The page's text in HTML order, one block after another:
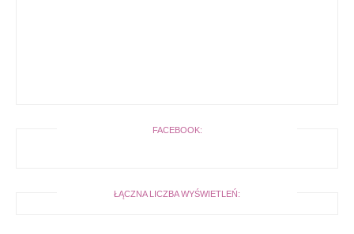
FACEBOOK:
ŁĄCZNA LICZBA WYŚWIETLEŃ: